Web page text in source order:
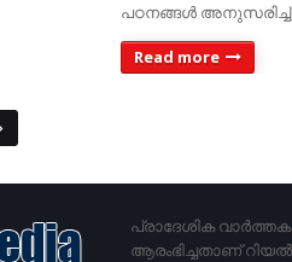
പഠനങ്ങൾ അനുസരിച്ച്,
Read more
പ്രാദേശിക
ആരംഭിച്ചതാണ്